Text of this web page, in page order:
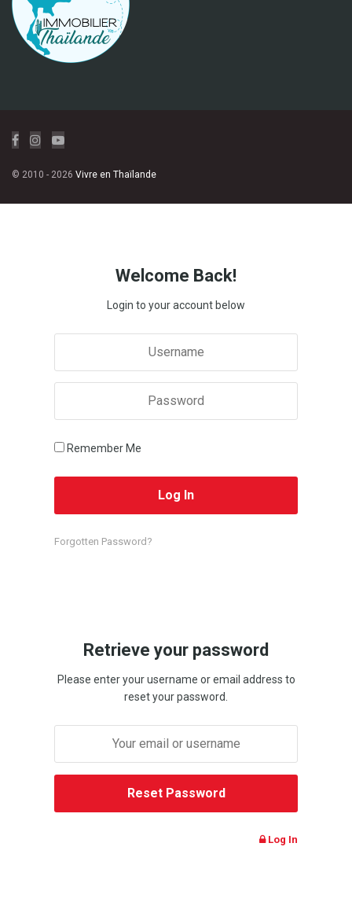
© 2010 - 2026 Vivre en Thaïlande
Welcome Back!
Login to your account below
Remember Me
Forgotten Password?
Retrieve your password
Please enter your username or email address to
reset your password.
Log In